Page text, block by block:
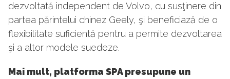
dezvoltată independent de Volvo, cu susţinere din
partea părintelui chinez Geely, şi beneficiază de o
flexibilitate suficientă pentru a permite dezvoltarea
şi a altor modele suedeze.
Mai mult, platforma SPA presupune un